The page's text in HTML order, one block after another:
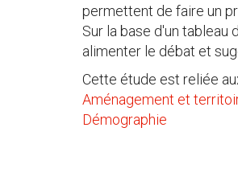
permettent de faire un
Sur la base d'un
alimenter le débat et
Cette étude est reliée
Aménagement et
Démographie